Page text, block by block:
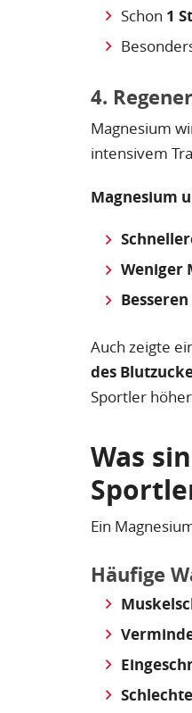
Schon 1
4.
Magnesium
intensivem
Magnesium
Weniger
Auch zeigte
des
Sportler
Was
Ein
Häufige